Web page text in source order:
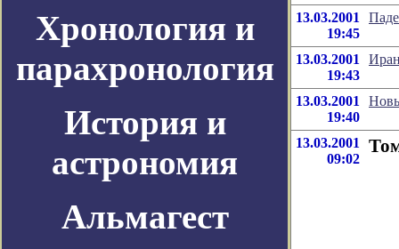
Хронология и
парахронология
История и
астрономия
Альмагест
13.03.2001
19:45
13.03.2001
19:43
13.03.2001
19:40
13.03.2001
09:02